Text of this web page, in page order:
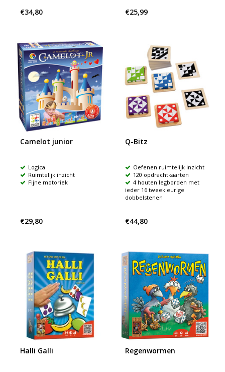
€34,80 €25,99
Camelot junior
Logica
Ruimtelijk inzicht
Fijne motoriek
€29,80
Q-Bitz
Oefenen ruimtelijk inzicht
120 opdrachtkaarten
4 houten legborden met
ieder 16 tweekleurige
dobbelstenen
€44,80
Halli Galli Regenwormen